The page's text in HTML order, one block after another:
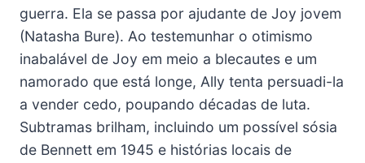
guerra. Ela se passa por ajudante de Joy jovem
(Natasha Bure). Ao testemunhar o otimismo
inabalável de Joy em meio a blecautes e um
namorado que está longe, Ally tenta persuadi-la
a vender cedo, poupando décadas de luta.
Subtramas brilham, incluindo um possível sósia
de Bennett em 1945 e histórias locais de